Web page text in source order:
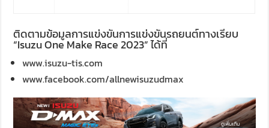
ติดตามข้อมูลการแข่งขันการแข่งขันรถยนต์ทางเรียบ
“Isuzu One Make Race 2023” ได้ที่
www.isuzu-tis.com
www.facebook.com/allnewisuzudmax